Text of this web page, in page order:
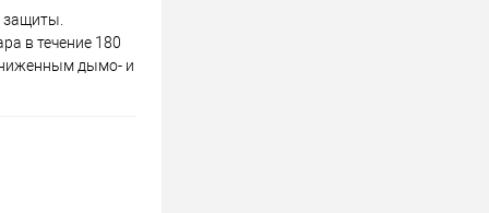
защиты.
в течение 180
дымо- и